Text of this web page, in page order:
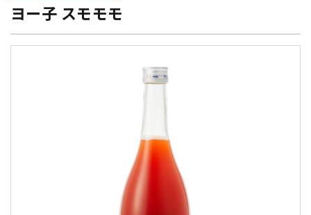
ヨー子 スモモモ